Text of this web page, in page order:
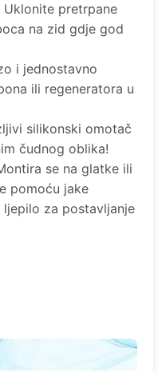
Uklonite pretrpane
na zid gdje god
i jednostavno
ili regeneratora u
silikonski omotač
čudnog oblika!
se na glatke ili
pomoću jake
ljepilo za postavljanje